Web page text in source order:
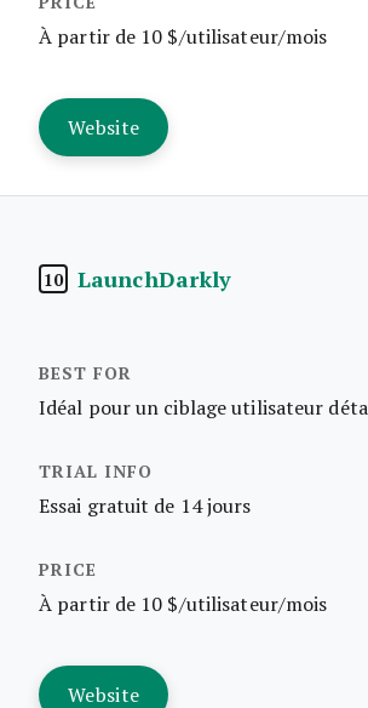
À partir de 10 $/utilisateur/mois
Website
10 LaunchDarkly
Idéal pour un ciblage utilisateur
Essai gratuit de 14 jours
À partir de 10 $/utilisateur/mois
Website